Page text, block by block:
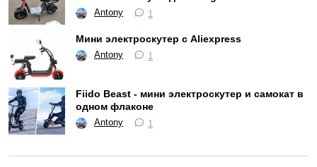
Antony 1
Мини электроскутер с Aliexpress
Antony 1
Fiido Beast - мини электроскутер и самокат в
одном флаконе
Antony 1